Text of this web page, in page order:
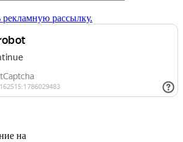
рекламную рассылку.
на